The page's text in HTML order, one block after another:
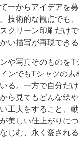
一からアイデアを
技術的な観点でも
クリーン印刷だけ
い描写が再現できる
や写真そのものをT
ンでもTシャツの素
る。一方で自分だ
ら見てもどんな絵
工夫をすること、
美しい仕上がりに
じむ、永く愛される